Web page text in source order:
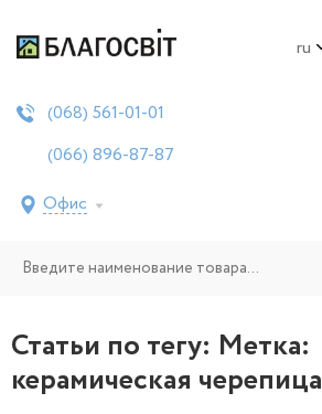
ru
(068) 561-01-01
(066) 896-87-87
Офис
Статьи по тегу: Метка:
керамическая черепица